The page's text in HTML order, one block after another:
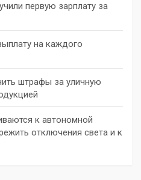
первую зарплату за
на каждого
штрафы за уличную
к автономной
отключения света и к